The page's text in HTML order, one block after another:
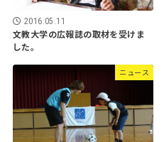
2016.05.11
文教大学の広報誌の取材を受けま
した。
ニュース